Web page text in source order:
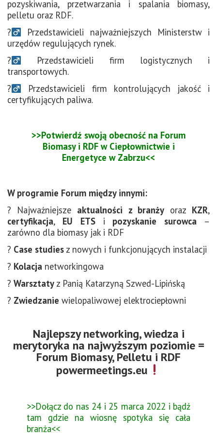
pozyskiwania, przetwarzania i spalania biomasy,
pelletu oraz RDF.
?‍
Przedstawicieli najważniejszych Ministerstw i
urzędów regulujących rynek.
?‍
Przedstawicieli firm logistycznych i
transportowych.
?‍
Przedstawicieli firm kontrolujących jakość i
certyfikujących paliwa.
>>Potwierdź swoją obecność na Forum
Biomasy i RDF w Ciepłownictwie i
Energetyce w Zabrzu<<
W programie Forum między innymi:
? Najważniejsze aktualności z branży oraz KZR,
certyfikacja, EU ETSi pozyskanie surowca –
zarówno dla biomasy jak i RDF
? Case studies z nowych i funkcjonujących instalacji
? Kolacja networkingowa
? Warsztaty z Panią Katarzyną Szwed-Lipińską
? Zwiedzanie wielopaliwowej elektrociepłowni
Najlepszy networking, wiedza i
merytoryka na najwyższym poziomie =
Forum Biomasy, Pelletu i RDF
powermeetings.eu
>>Dołącz do nas 24 i 25 marca 2022 i bądź
tam gdzie na wiosnę spotyka się cała
branża<<